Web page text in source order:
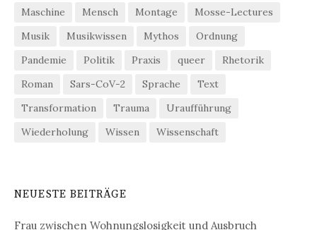
Maschine
Mensch Montage
Mosse-Lectures
Musik
Musikwissen Mythos
Ordnung
Pandemie
Politik Praxis queer
Rhetorik
Roman
Sars-CoV-2 Sprache
Text
Transformation
Trauma
Uraufführung
Wiederholung
Wissen Wissenschaft
NEUESTE BEITRÄGE
Frau zwischen Wohnungslosigkeit und Ausbruch